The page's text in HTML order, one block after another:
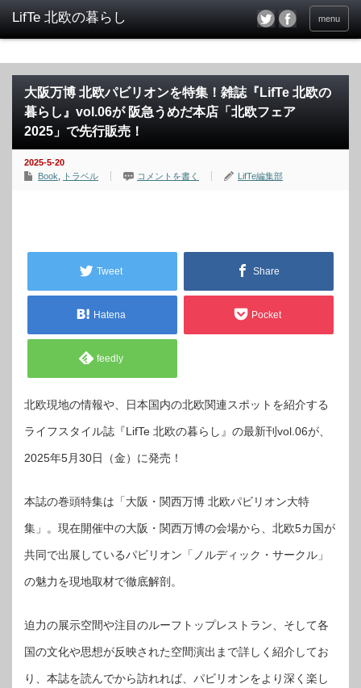
menu
大阪万博 北欧パビリオンを特集！雑誌『LifTe 北欧の
暮らし』vol.06が 阪急うめだ本店「北欧フェア
2025」で先行販売！
2025-5-20
Book
トラベル コメントを書く LifTe編集部
Tweet Share
Hatena Pocket
feedly
北欧現地の情報や、日本国内の北欧関連スポットを紹介する
ライフスタイル誌『LifTe 北欧の暮らし』の最新刊vol.06が、
2025年5月30日（金）に発売！
本誌の巻頭特集は「大阪・関西万博 北欧パビリオン大特
集」。現在開催中の大阪・関西万博の会場から、北欧5カ国が
共同で出展しているパビリオン「ノルディック・サークル」
の魅力を現地取材で徹底解剖。
迫力の展示空間や注目のルーフトップレストラン、そして各
国の文化や思想が反映された空間演出まで詳しく紹介してお
り、本誌を読んでから訪れれば、パビリオンをより深く楽し